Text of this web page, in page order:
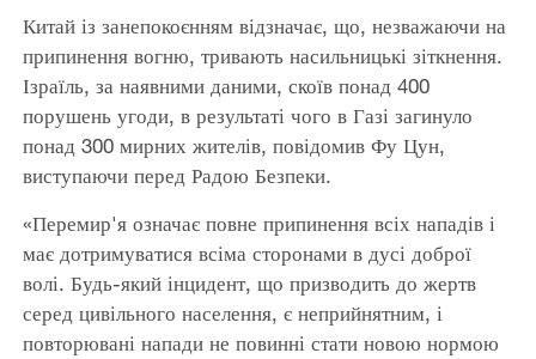
Китай із занепокоєнням відзначає, що, незважаючи на
припинення вогню, тривають насильницькі зіткнення.
Ізраїль, за наявними даними, скоїв понад 400
порушень угоди, в результаті чого в Газі загинуло
понад 300 мирних жителів, повідомив Фу Цун,
виступаючи перед Радою Безпеки.
«Перемир'я означає повне припинення всіх нападів і
має дотримуватися всіма сторонами в дусі доброї
волі. Будь-який інцидент, що призводить до жертв
серед цивільного населення, є неприйнятним, і
повторювані напади не повинні стати новою нормою